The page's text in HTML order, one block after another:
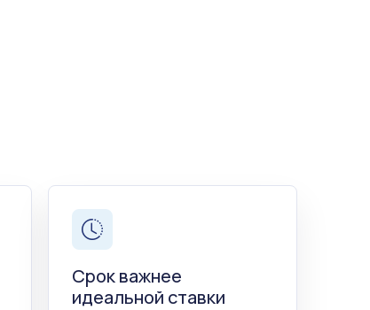
Срок важнее
идеальной ставки